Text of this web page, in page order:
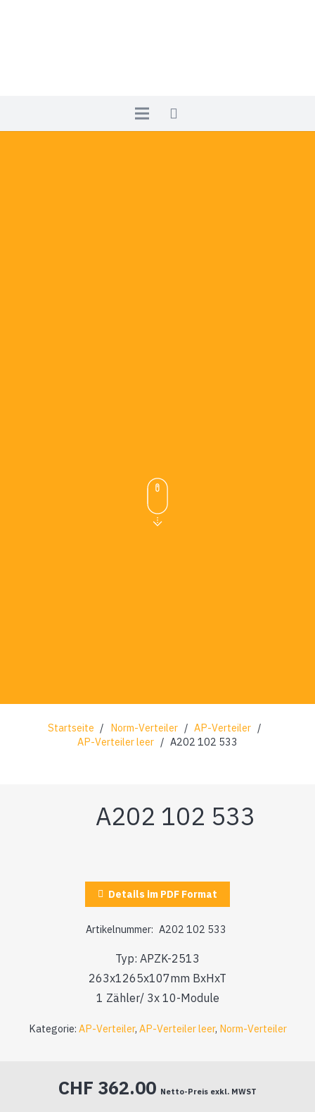
Startseite / Norm-Verteiler / AP-Verteiler /
AP-Verteiler leer / A202 102 533
A202 102 533
Details im PDF Format
Artikelnummer: A202 102 533
Typ: APZK-2513
263x1265x107mm BxHxT
1 Zähler/ 3x 10-Module
Kategorie: AP-Verteiler, AP-Verteiler leer, Norm-Verteiler
CHF 362.00 Netto-Preis exkl. MWST